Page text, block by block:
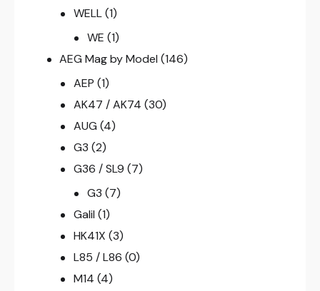
WELL (1)
WE (1)
AEG Mag by Model (146)
AEP (1)
AK47 / AK74 (30)
AUG (4)
G3 (2)
G36 / SL9 (7)
G3 (7)
Galil (1)
HK41X (3)
L85 / L86 (0)
M14 (4)